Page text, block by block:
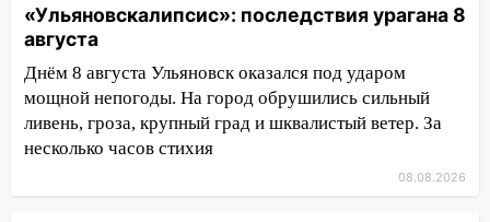
16:34 Из-за мощной непогоды в
Ульяновске отменили фестиваль «Наше
время»
16:17 Мелекесский район первым в
Ульяновской области намолотил более
100 тысяч тонн зерна
«Ульяновскалипсис»: последствия урагана 8
августа
Днём 8 августа Ульяновск оказался под ударом
мощной непогоды. На город обрушились сильный
ливень, гроза, крупный град и шквалистый ветер. За
несколько часов стихия
08.08.2026